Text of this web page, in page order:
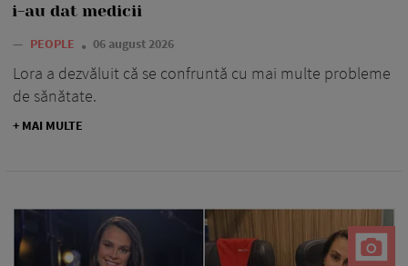
i-au dat medicii
— PEOPLE 06 august 2026
Lora a dezvăluit că se confruntă cu mai multe probleme
de sănătate.
+ MAI MULTE